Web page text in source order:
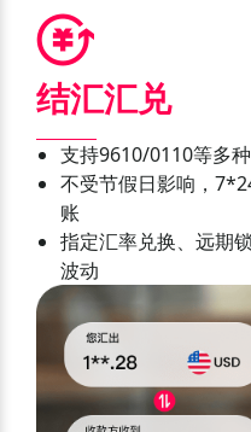
结汇汇兑
支持9610/0110等多
不受节假日影响，
账
指定汇率兑换、远期
波动